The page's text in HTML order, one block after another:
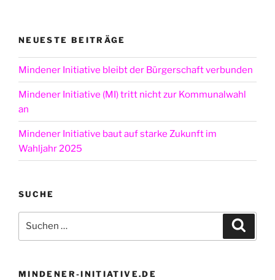
NEUESTE BEITRÄGE
Mindener Initiative bleibt der Bürgerschaft verbunden
Mindener Initiative (MI) tritt nicht zur Kommunalwahl
an
Mindener Initiative baut auf starke Zukunft im
Wahljahr 2025
SUCHE
nach:
MINDENER-INITIATIVE.DE